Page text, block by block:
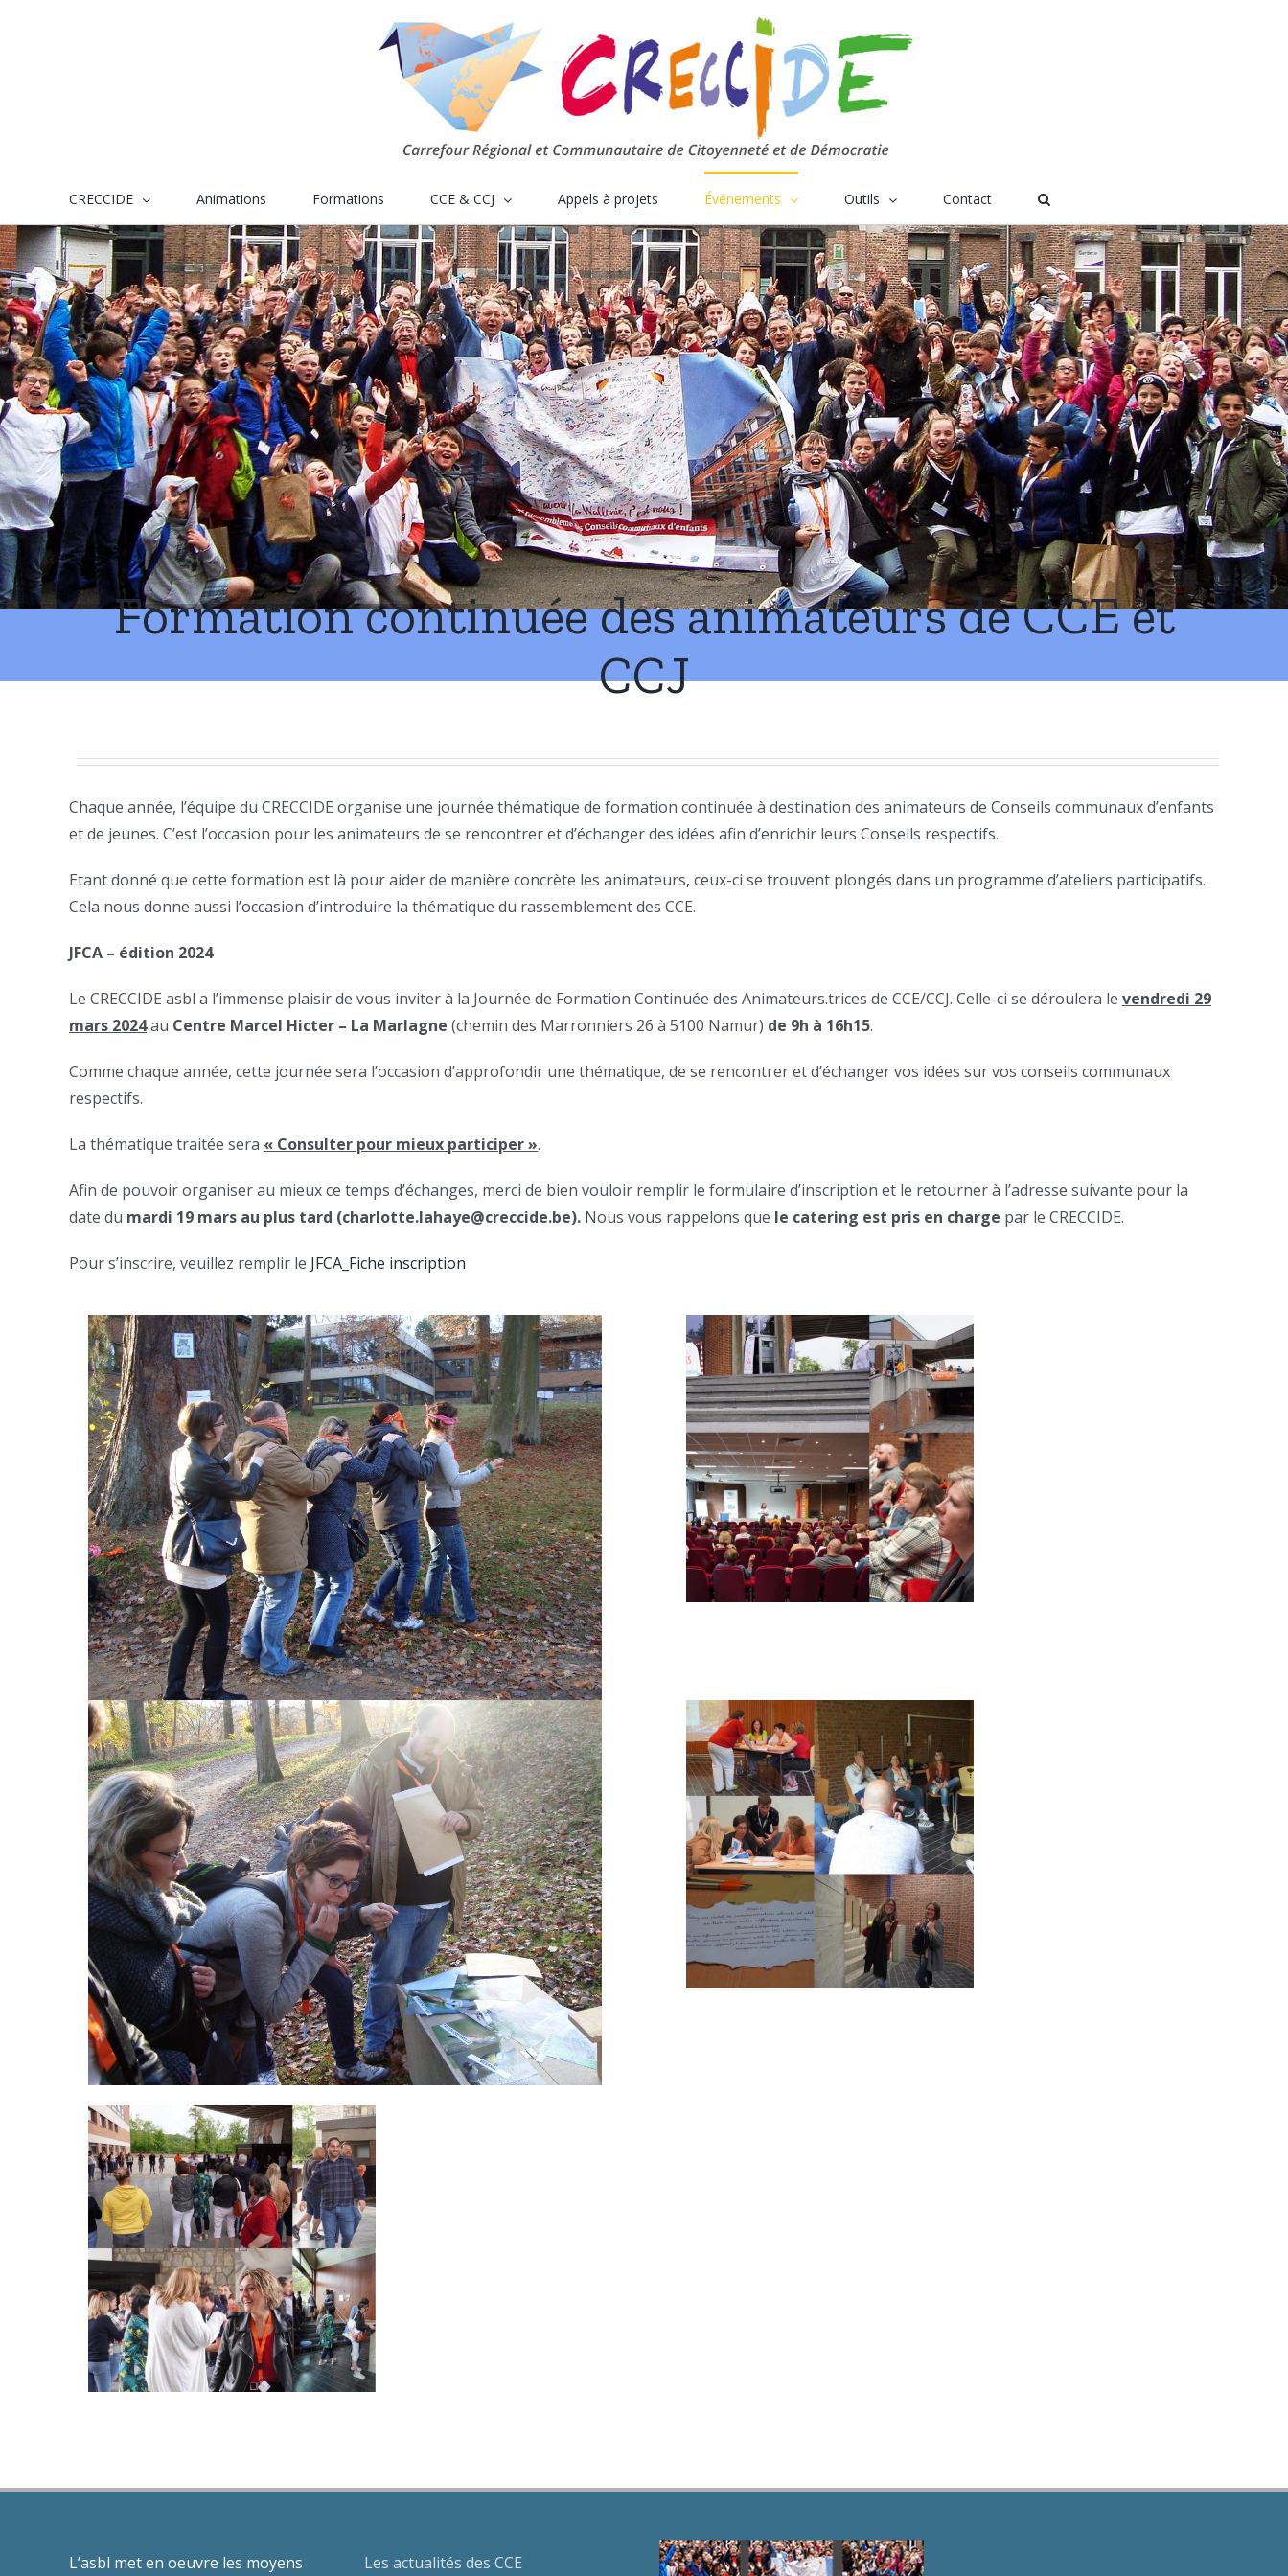
CRECCIDE Animations Formations CCE & CCJ Appels à projets Événements Outils Contact
Formation continuée des animateurs de CCE et
CCJ
Chaque année, l’équipe du CRECCIDE organise une journée thématique de formation continuée à destination des animateurs de Conseils communaux d’enfants
et de jeunes. C’est l’occasion pour les animateurs de se rencontrer et d’échanger des idées afin d’enrichir leurs Conseils respectifs.
Etant donné que cette formation est là pour aider de manière concrète les animateurs, ceux-ci se trouvent plongés dans un programme d’ateliers participatifs.
Cela nous donne aussi l’occasion d’introduire la thématique du rassemblement des CCE.
JFCA – édition 2024
Le CRECCIDE asbl a l’immense plaisir de vous inviter à la Journée de Formation Continuée des Animateurs.trices de CCE/CCJ. Celle-ci se déroulera le vendredi 29
mars 2024au Centre Marcel Hicter – La Marlagne (chemin des Marronniers 26 à 5100 Namur) de 9h à 16h15.
Comme chaque année, cette journée sera l’occasion d’approfondir une thématique, de se rencontrer et d’échanger vos idées sur vos conseils communaux
respectifs.
La thématique traitée sera « Consulter pour mieux participer ».
Afin de pouvoir organiser au mieux ce temps d’échanges, merci de bien vouloir remplir le formulaire d’inscription et le retourner à l’adresse suivante pour la
date du mardi 19 mars au plus tard (charlotte.lahaye@creccide.be). Nous vous rappelons que le catering est pris en charge par le CRECCIDE.
Pour s’inscrire, veuillez remplir le JFCA_Fiche inscription
L’asbl met en oeuvre les moyens Les actualités des CCE